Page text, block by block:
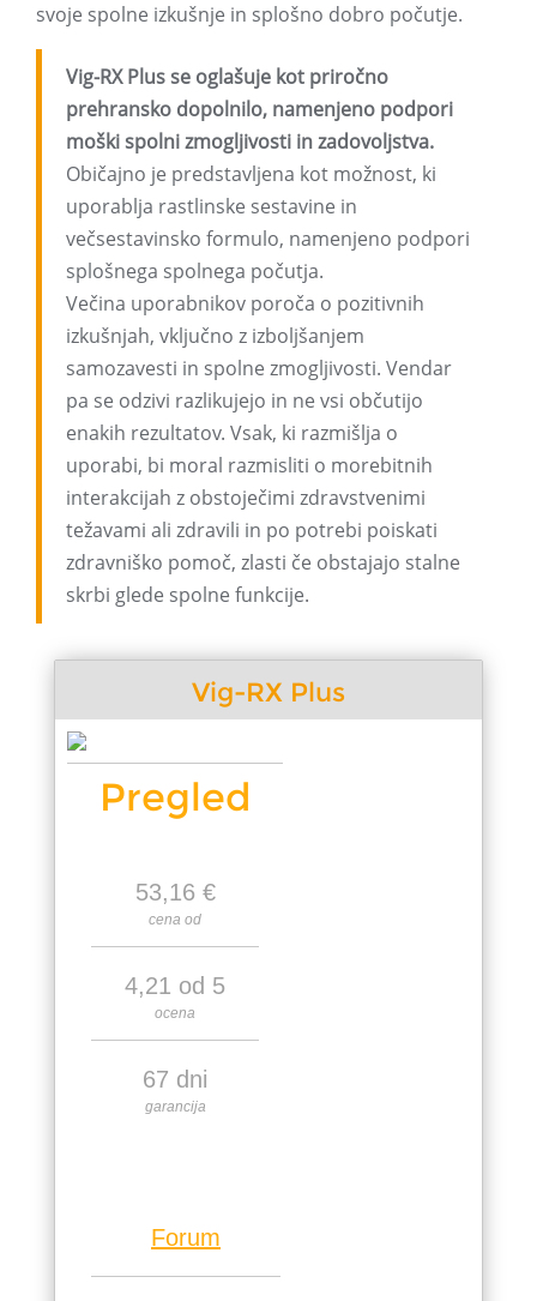
svoje spolne izkušnje in splošno dobro počutje.
Vig-RX Plus se oglašuje kot priročno
prehransko dopolnilo, namenjeno podpori
moški spolni zmogljivosti in zadovoljstva.
Običajno je predstavljena kot možnost, ki
uporablja rastlinske sestavine in
večsestavinsko formulo, namenjeno podpori
splošnega spolnega počutja.
Večina uporabnikov poroča o pozitivnih
izkušnjah, vključno z izboljšanjem
samozavesti in spolne zmogljivosti. Vendar
pa se odzivi razlikujejo in ne vsi občutijo
enakih rezultatov. Vsak, ki razmišlja o
uporabi, bi moral razmisliti o morebitnih
interakcijah z obstoječimi zdravstvenimi
težavami ali zdravili in po potrebi poiskati
zdravniško pomoč, zlasti če obstajajo stalne
skrbi glede spolne funkcije.
Vig-RX Plus
Pregled
53,16 €
cena od
4,21 od 5
ocena
67 dni
garancija
Forum